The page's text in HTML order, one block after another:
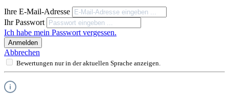
Ihre E-Mail-Adresse
Ihr Passwort
Ich habe mein Passwort vergessen.
Anmelden
Abbrechen
Bewertungen nur in der aktuellen Sprache anzeigen.